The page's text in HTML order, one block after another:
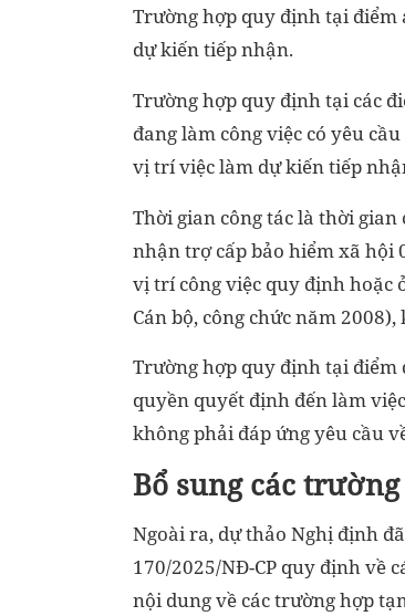
Trường hợp quy định tại điểm
dự kiến tiếp nhận.
Trường hợp quy định tại các
đang làm công việc có yêu
vị trí việc làm dự kiến tiếp
Thời gian công tác là thời
nhận trợ cấp bảo hiểm xã hội
vị trí công việc quy định hoặc
Cán bộ, công chức năm
Trường hợp quy định tại điểm
quyền quyết định đến làm
không phải đáp ứng yêu cầu
Bổ sung các
Ngoài ra, dự thảo Nghị định
170/2025/NĐ-CP quy định về
nội dung về các trường hợp